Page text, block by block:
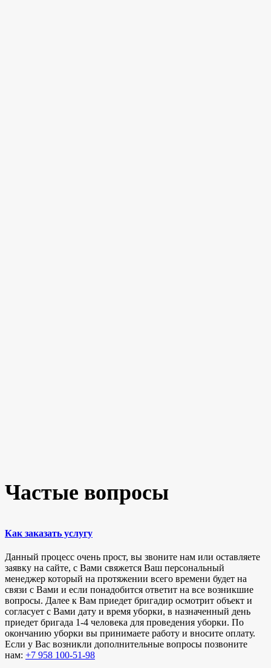
Частые вопросы
Как заказать услугу
Данный процесс очень прост, вы звоните нам или оставляете
заявку на сайте, с Вами свяжется Ваш персональный
менеджер который на протяжении всего времени будет на
связи с Вами и если понадобится ответит на все возникшие
вопросы. Далее к Вам приедет бригадир осмотрит объект и
согласует с Вами дату и время уборки, в назначенный день
приедет бригада 1-4 человека для проведения уборки. По
окончанию уборки вы принимаете работу и вносите оплату.
Если у Вас возникли дополнительные вопросы позвоните
нам: +7 958 100-51-98